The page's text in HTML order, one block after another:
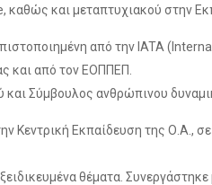
καθώς και μεταπτυχιακού στην
από την IATA
και από τον ΕΟΠΠΕΠ.
Σύμβουλος ανθρώπινου
Κεντρική Εκπαίδευση της Ο.Α.,
θέματα. Συνεργάστηκε